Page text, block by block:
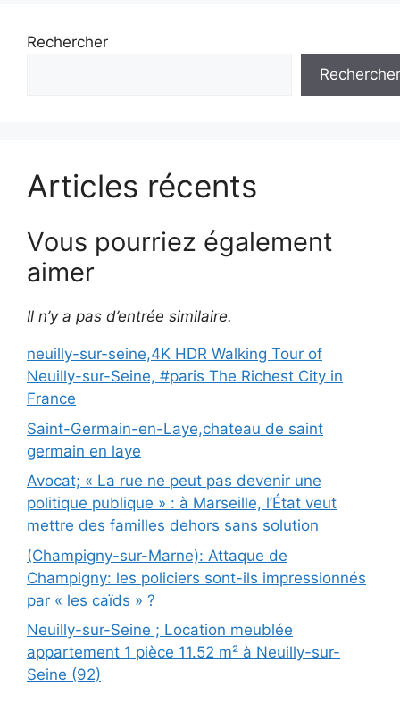
Rechercher
Rechercher
Articles récents
Vous pourriez également
aimer
Il n’y a pas d’entrée similaire.
neuilly-sur-seine,4K HDR Walking Tour of
Neuilly-sur-Seine, #paris The Richest City in
France
Saint-Germain-en-Laye,chateau de saint
germain en laye
Avocat; « La rue ne peut pas devenir une
politique publique » : à Marseille, l’État veut
mettre des familles dehors sans solution
(Champigny-sur-Marne): Attaque de
Champigny: les policiers sont-ils impressionnés
par « les caïds » ?
Neuilly-sur-Seine ; Location meublée
appartement 1 pièce 11.52 m² à Neuilly-sur-
Seine (92)